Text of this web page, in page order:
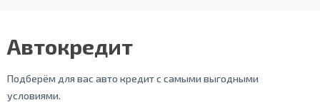
Автокредит
Подберём для вас авто кредит с самыми выгодными
условиями.